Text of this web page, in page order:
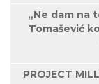
„Ne dam na
Tomašević
PROJECT